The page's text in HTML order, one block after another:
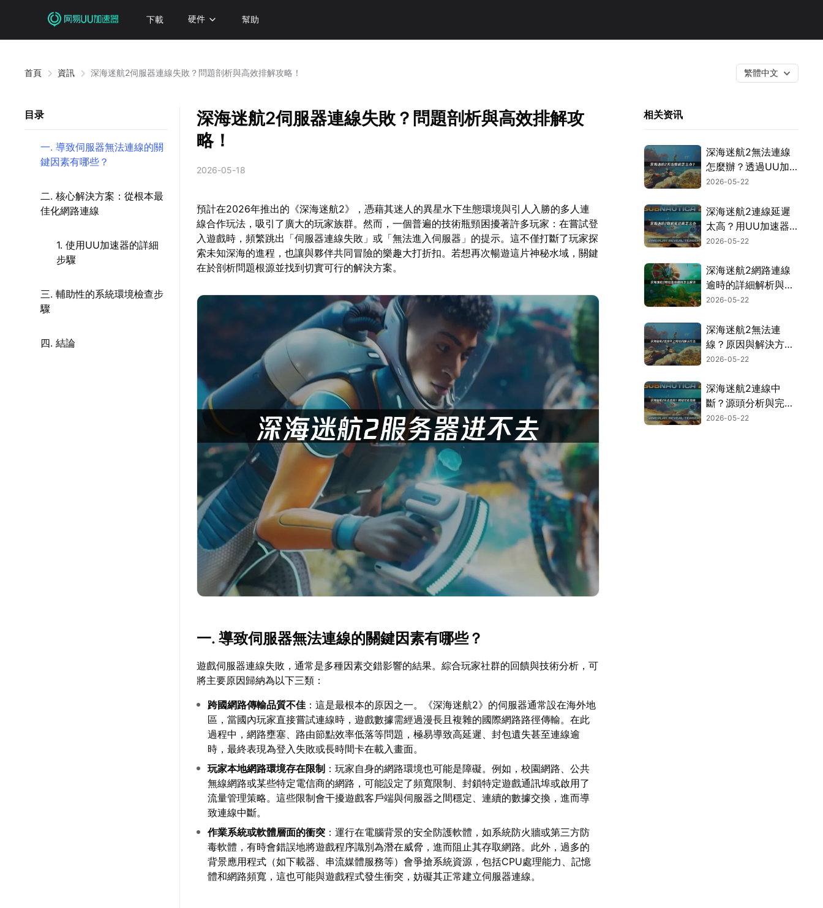
下載 硬件 幫助
首頁 資訊 深海迷航2伺服器連線失敗？問題剖析與高效排解攻略！ 繁體中文
目录
一. 導致伺服器無法連線的關
鍵因素有哪些？
二. 核心解決方案：從根本最
佳化網路連線
1. 使用UU加速器的詳細
步驟
三. 輔助性的系統環境檢查步
驟
四. 結論
深海迷航2伺服器連線失敗？問題剖析與高效排解攻
略！
2026-05-18
預計在2026年推出的《深海迷航2》，憑藉其迷人的異星水下生態環境與引人入勝的多人連
線合作玩法，吸引了廣大的玩家族群。然而，一個普遍的技術瓶頸困擾著許多玩家：在嘗試登
入遊戲時，頻繁跳出「伺服器連線失敗」或「無法進入伺服器」的提示。這不僅打斷了玩家探
索未知深海的進程，也讓與夥伴共同冒險的樂趣大打折扣。若想再次暢遊這片神秘水域，關鍵
在於剖析問題根源並找到切實可行的解決方案。
一. 導致伺服器無法連線的關鍵因素有哪些？
遊戲伺服器連線失敗，通常是多種因素交錯影響的結果。綜合玩家社群的回饋與技術分析，可
將主要原因歸納為以下三類：
跨國網路傳輸品質不佳 ：這是最根本的原因之一。《深海迷航2》的伺服器通常設在海外地
區，當國內玩家直接嘗試連線時，遊戲數據需經過漫長且複雜的國際網路路徑傳輸。在此
過程中，網路壅塞、路由節點效率低落等問題，極易導致高延遲、封包遺失甚至連線逾
時，最終表現為登入失敗或長時間卡在載入畫面。
玩家本地網路環境存在限制 ：玩家自身的網路環境也可能是障礙。例如，校園網路、公共
無線網路或某些特定電信商的網路，可能設定了頻寬限制、封鎖特定遊戲通訊埠或啟用了
流量管理策略。這些限制會干擾遊戲客戶端與伺服器之間穩定、連續的數據交換，進而導
致連線中斷。
作業系統或軟體層面的衝突 ：運行在電腦背景的安全防護軟體，如系統防火牆或第三方防
毒軟體，有時會錯誤地將遊戲程序識別為潛在威脅，進而阻止其存取網路。此外，過多的
背景應用程式（如下載器、串流媒體服務等）會爭搶系統資源，包括CPU處理能力、記憶
體和網路頻寬，這也可能與遊戲程式發生衝突，妨礙其正常建立伺服器連線。
相关资讯
深海迷航2無法連線
怎麼辦？透過UU加
速器就能在異星水域
2026-05-22
深海迷航2連線延遲
太高？用UU加速器
讓你順暢遊玩！
2026-05-22
深海迷航2網路連線
逾時的詳細解析與加
速優化方案！
2026-05-22
深海迷航2無法連
線？原因與解決方法
一次看！
2026-05-22
深海迷航2連線中
斷？源頭分析與完整
解決方案大公開！
2026-05-22